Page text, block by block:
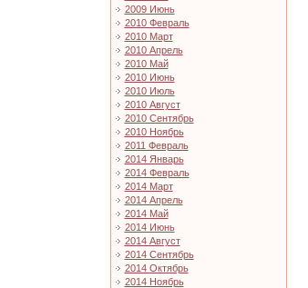
2009 Июнь
2010 Февраль
2010 Март
2010 Апрель
2010 Май
2010 Июнь
2010 Июль
2010 Август
2010 Сентябрь
2010 Ноябрь
2011 Февраль
2014 Январь
2014 Февраль
2014 Март
2014 Апрель
2014 Май
2014 Июнь
2014 Август
2014 Сентябрь
2014 Октябрь
2014 Ноябрь